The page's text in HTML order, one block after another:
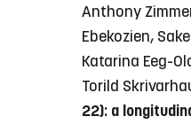
Anthony
Ebekozien,
Katarina Eeg-
Torild
22): a